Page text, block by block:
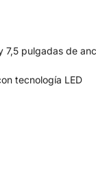
7,5 pulgadas de
tecnología LED